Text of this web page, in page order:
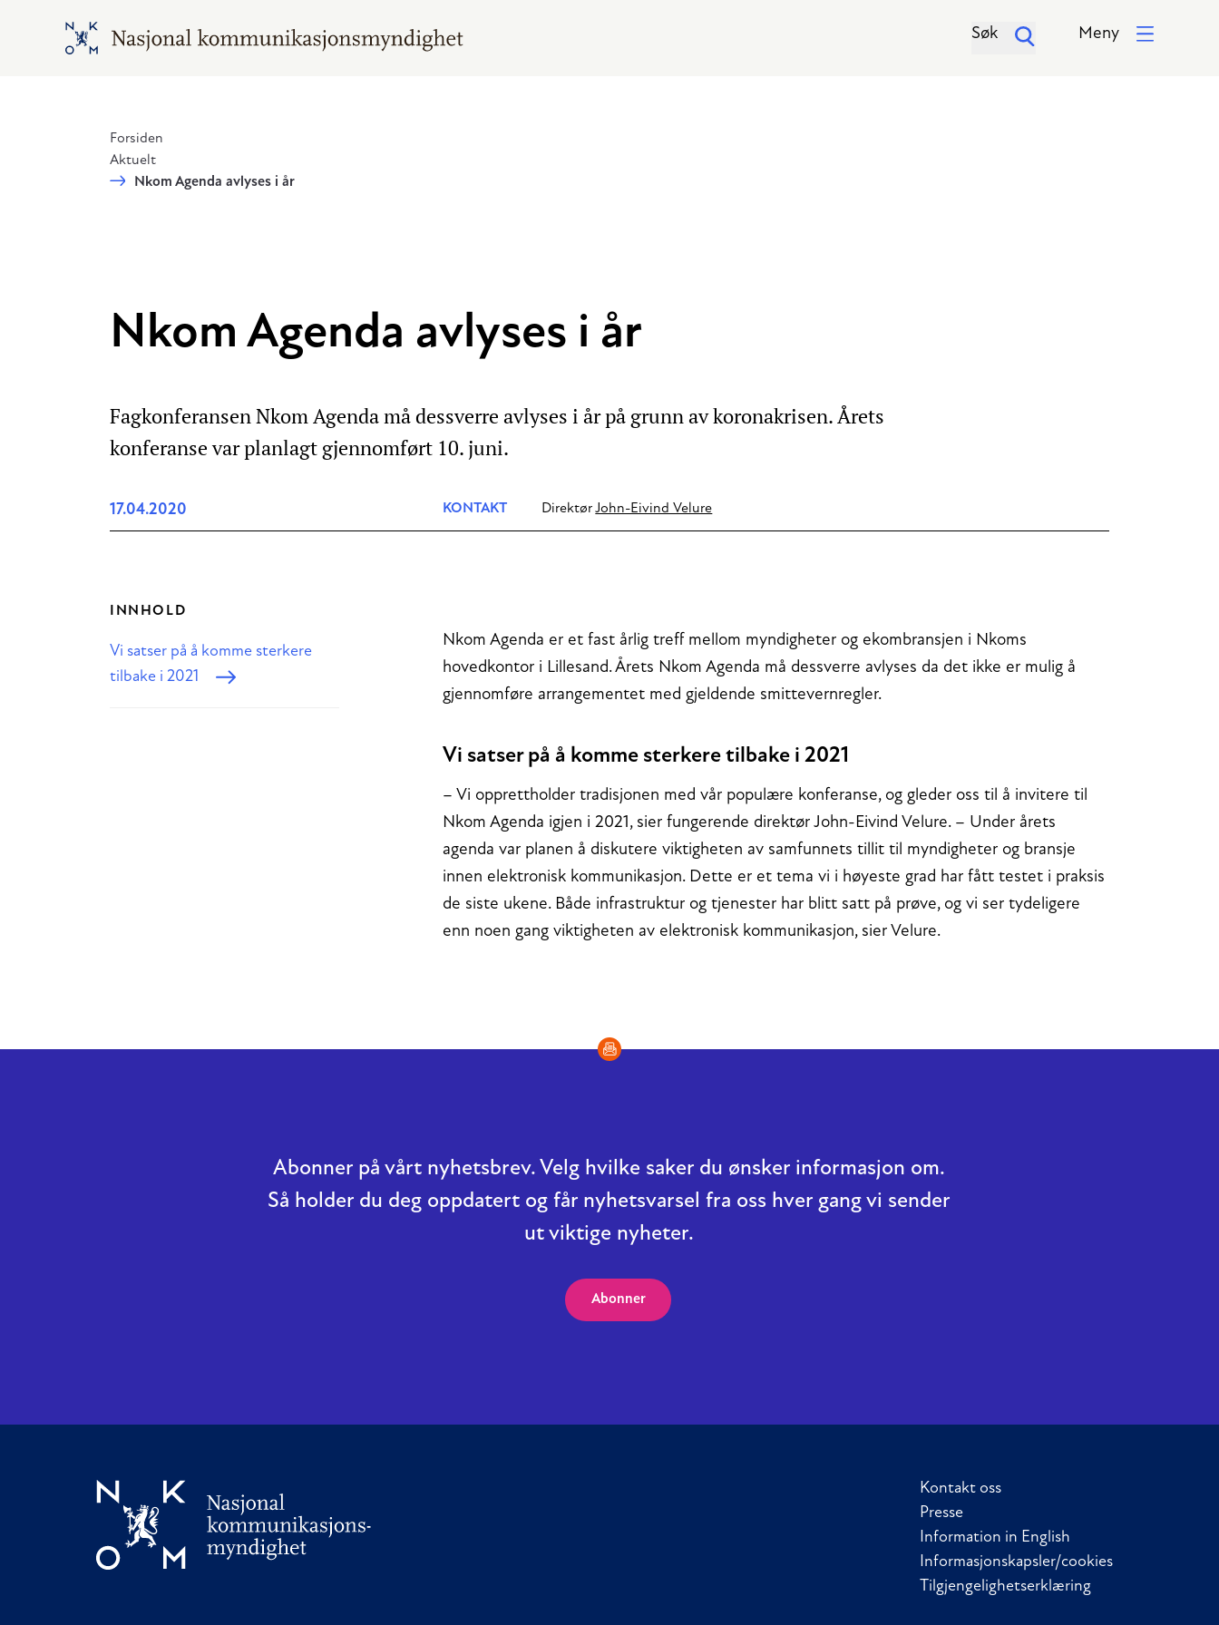
Hopp til hovedinnhold
Gå til hovedsiden Søk Meny
Forsiden
Aktuelt
Nkom Agenda avlyses i år
Nkom Agenda avlyses i år
Fagkonferansen Nkom Agenda må dessverre avlyses i år på grunn av koronakrisen. Årets
konferanse var planlagt gjennomført 10. juni.
17.04.2020 KONTAKT Direktør John-Eivind Velure
INNHOLD
Vi satser på å komme sterkere
tilbake i 2021
Nkom Agenda er et fast årlig treff mellom myndigheter og ekombransjen i Nkoms
hovedkontor i Lillesand. Årets Nkom Agenda må dessverre avlyses da det ikke er mulig å
gjennomføre arrangementet med gjeldende smittevernregler.
Vi satser på å komme sterkere tilbake i 2021
– Vi opprettholder tradisjonen med vår populære konferanse, og gleder oss til å invitere til
Nkom Agenda igjen i 2021, sier fungerende direktør John-Eivind Velure. – Under årets
agenda var planen å diskutere viktigheten av samfunnets tillit til myndigheter og bransje
innen elektronisk kommunikasjon. Dette er et tema vi i høyeste grad har fått testet i praksis
de siste ukene. Både infrastruktur og tjenester har blitt satt på prøve, og vi ser tydeligere
enn noen gang viktigheten av elektronisk kommunikasjon, sier Velure.
Abonner på vårt nyhetsbrev. Velg hvilke saker du ønsker informasjon om.
Så holder du deg oppdatert og får nyhetsvarsel fra oss hver gang vi sender
ut viktige nyheter.
Abonner
Kontakt oss
Presse
Information in English
Informasjonskapsler/cookies
Tilgjengelighetserklæring